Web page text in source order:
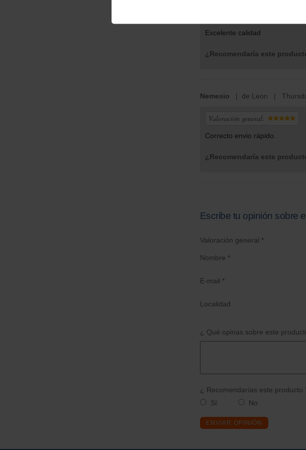
Excelente calidad
¿Recomendaría este
Nemesio | de Leon |
Valoración general:
Correcto envio rápido.
¿Recomendaría este
Escribe tu opinión sobre
Valoración general *
Nombre *
E-mail *
Localidad
¿ Qué opinas sobre este
¿ Recomendarías este producto
Sí
No
ENVIAR OPINIÓN